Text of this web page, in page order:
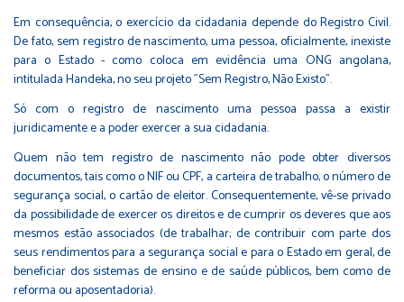
Em consequência, o exercício da cidadania depende do Registro Civil.
De fato, sem registro de nascimento, uma pessoa, oficialmente, inexiste
para o Estado - como coloca em evidência uma ONG angolana,
intitulada Handeka, no seu projeto "Sem Registro, Não Existo".
Só com o registro de nascimento uma pessoa passa a existir
juridicamente e a poder exercer a sua cidadania.
Quem não tem registro de nascimento não pode obter diversos
documentos, tais como o NIF ou CPF, a carteira de trabalho, o número de
segurança social, o cartão de eleitor. Consequentemente, vê-se privado
da possibilidade de exercer os direitos e de cumprir os deveres que aos
mesmos estão associados (de trabalhar; de contribuir com parte dos
seus rendimentos para a segurança social e para o Estado em geral, de
beneficiar dos sistemas de ensino e de saúde públicos, bem como de
reforma ou aposentadoria).